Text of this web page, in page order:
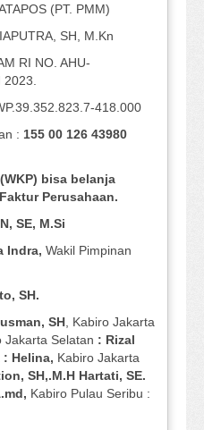
(PT. PMM)
SH, M.Kn
RI NO. AHU-
2023.
418.000
: 155 00 126 43980
bisa belanja
Perusahaan.
SE, M.Si
Indra, Wakil Pimpinan
SH.
SH, Kabiro Jakarta
Jakarta Selatan : Rizal
: Helina, Kabiro Jakarta
SH,.M.H Hartati, SE.
Kabiro Pulau Seribu :